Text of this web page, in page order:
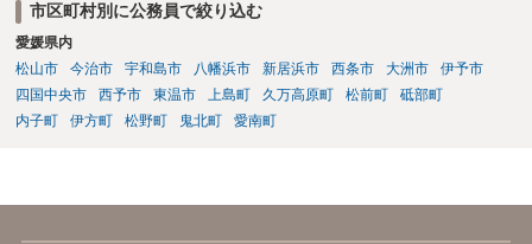
市区町村別に公務員で絞り込む
愛媛県内
松山市
今治市 宇和島市 八幡浜市 新居浜市 西条市 大洲市
伊予市
四国中央市
西予市 東温市 上島町 久万高原町 松前町
砥部町
内子町
伊方町 松野町 鬼北町 愛南町